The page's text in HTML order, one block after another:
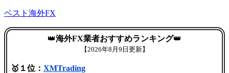
ベスト海外FX
👑海外FX業者おすすめランキング👑
【2026年8月9日更新】
🥇１位： XMTrading